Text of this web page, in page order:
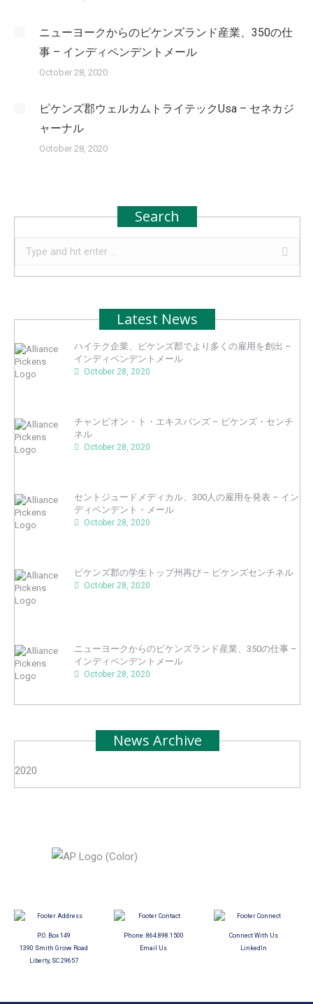
ニューヨークからのピケンズランド産業、350の仕
事 – インディペンデントメール
October 28, 2020
ピケンズ郡ウェルカムトライテックUsa – セネカジ
ャーナル
October 28, 2020
Search
Search:
Latest News
ハイテク企業、ピケンズ郡でより多くの雇用を創出 –
インディペンデントメール
October 28, 2020
チャンピオン・ト・エキスパンズ – ピケンズ・センチ
ネル
October 28, 2020
セントジュードメディカル、300人の雇用を発表 – イン
ディペンデント・メール
October 28, 2020
ピケンズ郡の学生トップ州再び – ピケンズセンチネル
October 28, 2020
ニューヨークからのピケンズランド産業、350の仕事 –
インディペンデントメール
October 28, 2020
News Archive
2020
P.O. Box 149
1390 Smith Grove Road
Liberty, SC 29657
Phone: 864.898.1500
Email Us
Connect With Us
LinkedIn